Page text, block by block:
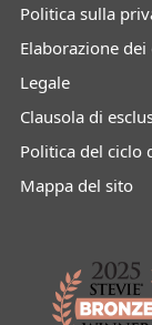
Politica sulla
Elaborazione
Legale
Clausola di
Politica del ciclo
Mappa del sito